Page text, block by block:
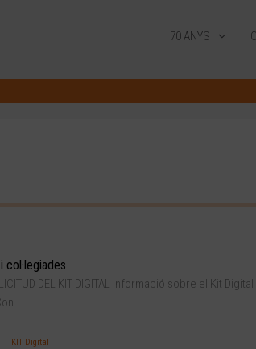
70 ANYS
col·legiades
DEL KIT DIGITAL Informació sobre el Kit
KIT Digital